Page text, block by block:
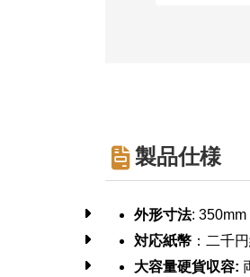
製品仕様
外形寸法: 350mm
対応紙幣 ：二千
大容量硬貨収容: